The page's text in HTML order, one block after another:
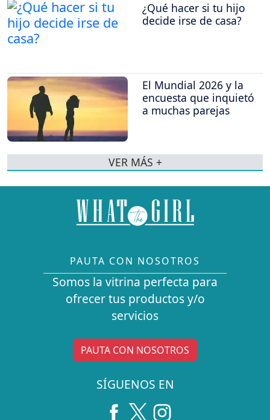
¿Qué hacer si tu hijo
decide irse de casa?
El Mundial 2026 y la
encuesta que inquietó
a muchas parejas
VER MÁS +
PAUTA CON NOSOTROS
Somos la vitrina perfecta para
ofrecer tus productos y/o
servicios
PAUTA CON NOSOTROS
SÍGUENOS EN